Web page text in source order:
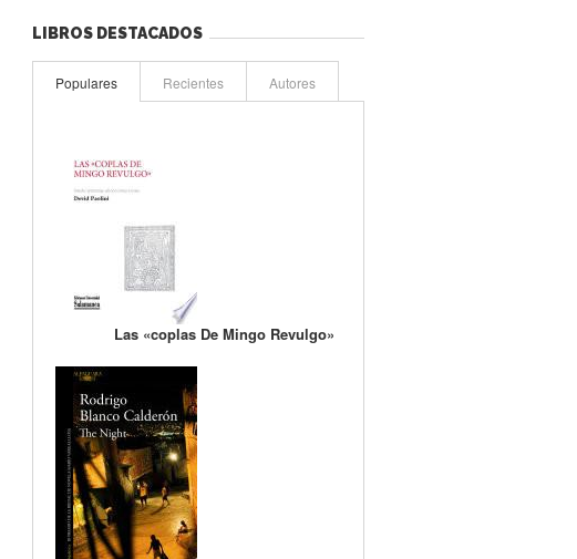
LIBROS DESTACADOS
Populares Recientes Autores
Las «coplas De Mingo Revulgo»